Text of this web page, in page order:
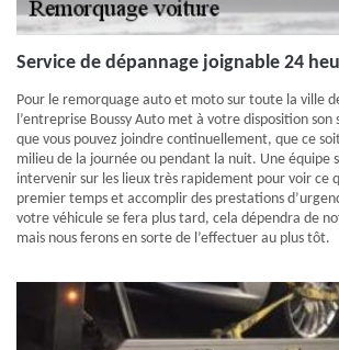
Service de dépannage joignable 24
Pour le remorquage auto et moto sur toute la ville
l’entreprise Boussy Auto met à votre disposition son
que vous pouvez joindre continuellement, que ce
milieu de la journée ou pendant la nuit. Une équipe
intervenir sur les lieux très rapidement pour voir ce
premier temps et accomplir des prestations
votre véhicule se fera plus tard, cela dépendra de
mais nous ferons en sorte de l’effectuer au plus tôt.